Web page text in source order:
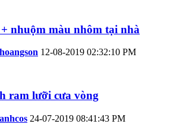
nhuộm màu nhôm tại nhà
hoangson 12-08-2019 02:32:10 PM
ram lưỡi cưa vòng
anhcos 24-07-2019 08:41:43 PM